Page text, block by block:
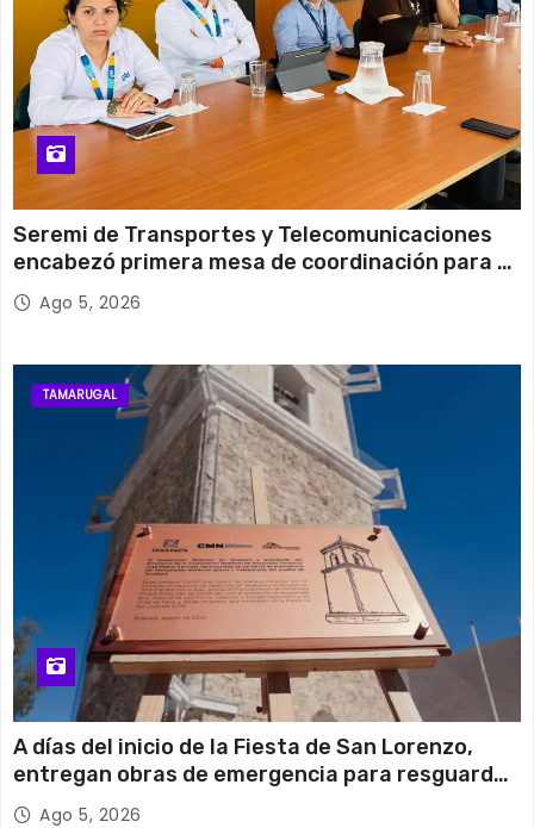
Seremi de Transportes y Telecomunicaciones
encabezó primera mesa de coordinación para el
retiro de cables en desuso en Iquique
Ago 5, 2026
TAMARUGAL
A días del inicio de la Fiesta de San Lorenzo,
entregan obras de emergencia para resguardar
su histórico campanario
Ago 5, 2026